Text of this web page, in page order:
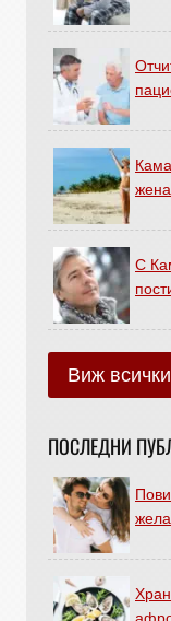
жена
С
Виж всички
ПОСЛЕДНИ